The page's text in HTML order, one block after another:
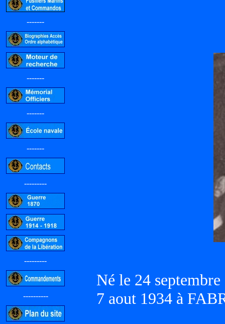
-------
-------
-------
-------
---------
---------
----------
Né le 24
7 aout 1934 à